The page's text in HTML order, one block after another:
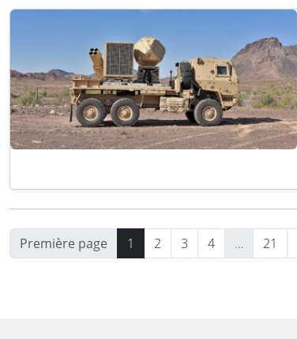
Première page 1 2 3 4 … 21